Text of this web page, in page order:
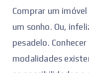
Comprar um
um sonho. Ou,
pesadelo.
modalidades